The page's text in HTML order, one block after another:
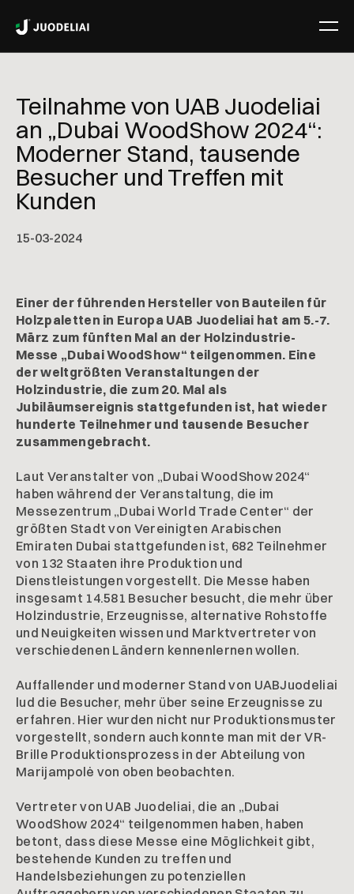
Teilnahme von UAB Juodeliai
an „Dubai WoodShow 2024“:
Moderner Stand, tausende
Besucher und Treffen mit
Kunden
15-03-2024
Einer der führenden Hersteller von Bauteilen für
Holzpaletten in Europa UAB Juodeliai hat am 5.-7.
März zum fünften Mal an der Holzindustrie-
Messe „Dubai WoodShow“ teilgenommen. Eine
der weltgrößten Veranstaltungen der
Holzindustrie, die zum 20. Mal als
Jubiläumsereignis stattgefunden ist, hat wieder
hunderte Teilnehmer und tausende Besucher
zusammengebracht.
Laut Veranstalter von „Dubai WoodShow 2024“
haben während der Veranstaltung, die im
Messezentrum „Dubai World Trade Center“ der
größten Stadt von Vereinigten Arabischen
Emiraten Dubai stattgefunden ist, 682 Teilnehmer
von 132 Staaten ihre Produktion und
Dienstleistungen vorgestellt. Die Messe haben
insgesamt 14.581 Besucher besucht, die mehr über
Holzindustrie, Erzeugnisse, alternative Rohstoffe
und Neuigkeiten wissen und Marktvertreter von
verschiedenen Ländern kennenlernen wollen.
Auffallender und moderner Stand von UABJuodeliai
lud die Besucher, mehr über seine Erzeugnisse zu
erfahren. Hier wurden nicht nur Produktionsmuster
vorgestellt, sondern auch konnte man mit der VR-
Brille Produktionsprozess in der Abteilung von
Marijampolė von oben beobachten.
Vertreter von UAB Juodeliai, die an „Dubai
WoodShow 2024“ teilgenommen haben, haben
betont, dass diese Messe eine Möglichkeit gibt,
bestehende Kunden zu treffen und
Handelsbeziehungen zu potenziellen